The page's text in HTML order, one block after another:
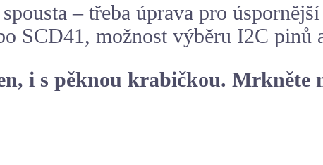
– třeba úprava pro
SCD41, možnost výběru I2C pinů
i s pěknou krabičkou. Mrkněte